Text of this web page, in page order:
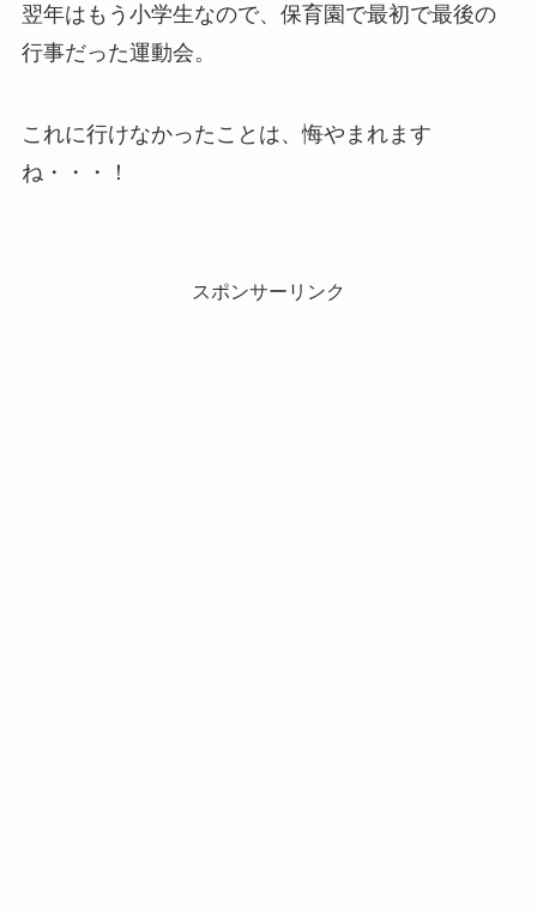
翌年はもう小学生なので、保育園で最初で最後の
行事だった運動会。
これに行けなかったことは、悔やまれます
ね・・・！
スポンサーリンク